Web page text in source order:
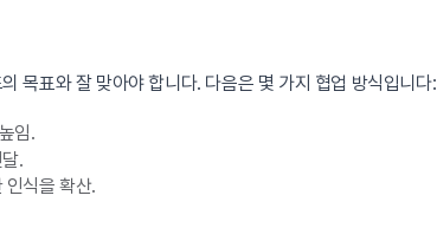
목표와 잘 맞아야 합니다. 다음은 몇 가지 협업 방식입니다:
임.
.
식을 확산.